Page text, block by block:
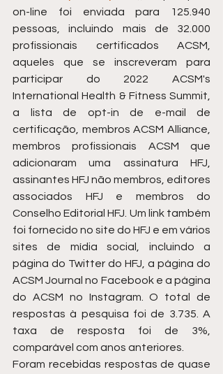
on-line foi enviada para 125.940
pessoas, incluindo mais de 32.000
profissionais certificados ACSM,
aqueles que se inscreveram para
participar do 2022 ACSM's
International Health & Fitness Summit,
a lista de opt-in de e-mail de
certificação, membros ACSM Alliance,
membros profissionais ACSM que
adicionaram uma assinatura HFJ,
assinantes HFJ não membros, editores
associados HFJ e membros do
Conselho Editorial HFJ. Um link também
foi fornecido no site do HFJ e em vários
sites de mídia social, incluindo a
página do Twitter do HFJ, a página do
ACSM Journal no Facebook e a página
do ACSM no Instagram. O total de
respostas à pesquisa foi de 3.735. A
taxa de resposta foi de 3%,
comparável com anos anteriores.
Foram recebidas respostas de quase